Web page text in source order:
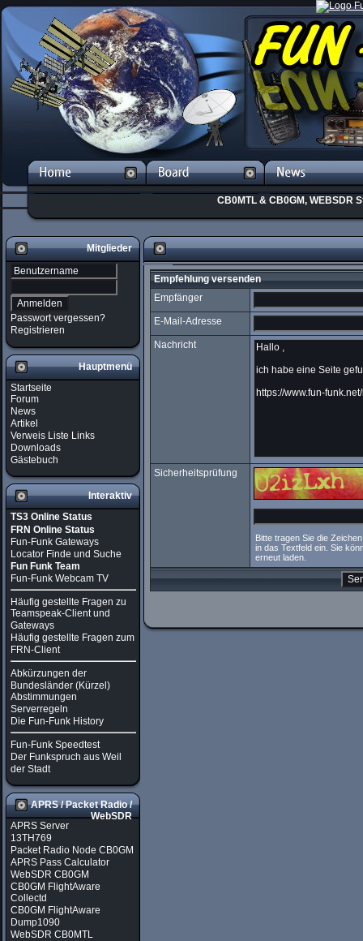
CB0MTL & CB0GM, WEBSDR
Mitglieder
Passwort vergessen?
Registrieren
Hauptmenü
Startseite
Forum
News
Artikel
Verweis Liste Links
Downloads
Gästebuch
Interaktiv
TS3 Online Status
FRN Online Status
Fun-Funk Gateways
Locator Finde und Suche
Fun Funk Team
Fun-Funk Webcam TV
Häufig gestellte Fragen zu
Teamspeak-Client und
Gateways
Häufig gestellte Fragen zum
FRN-Client
Abkürzungen der
Bundesländer (Kürzel)
Abstimmungen
Serverregeln
Die Fun-Funk History
Fun-Funk Speedtest
Der Funkspruch aus Weil
der Stadt
APRS / Packet Radio /
WebSDR
APRS Server
13TH769
Packet Radio Node CB0GM
APRS Pass Calculator
WebSDR CB0GM
CB0GM FlightAware
Collectd
CB0GM FlightAware
Dump1090
WebSDR CB0MTL
Empfehlung versenden
Empfänger
E-Mail-Adresse
Nachricht
Sicherheitsprüfung
Bitte tragen Sie die
in das Textfeld ein. Sie
erneut laden.